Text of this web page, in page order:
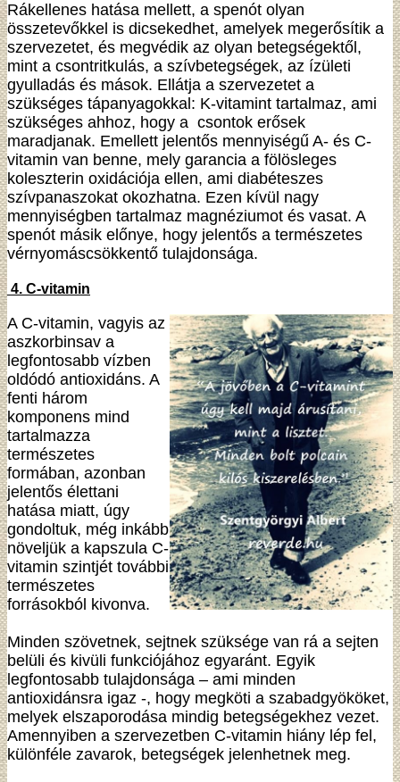
Rákellenes hatása mellett, a spenót olyan
összetevőkkel is dicsekedhet, amelyek megerősítik a
szervezetet, és megvédik az olyan betegségektől,
mint a csontritkulás, a szívbetegségek, az ízületi
gyulladás és mások. Ellátja a szervezetet a
szükséges tápanyagokkal: K-vitamint tartalmaz, ami
szükséges ahhoz, hogy a csontok erősek
maradjanak. Emellett jelentős mennyiségű A- és C-
vitamin van benne, mely garancia a fölösleges
koleszterin oxidációja ellen, ami diabéteszes
szívpanaszokat okozhatna. Ezen kívül nagy
mennyiségben tartalmaz magnéziumot és vasat. A
spenót másik előnye, hogy jelentős a természetes
vérnyomáscsökkentő tulajdonsága.
4. C-vitamin
A C-vitamin, vagyis az
aszkorbinsav a
legfontosabb vízben
oldódó antioxidáns. A
fenti három
komponens mind
tartalmazza
természetes
formában, azonban
jelentős élettani
hatása miatt, úgy
gondoltuk, még inkább
növeljük a kapszula C-
vitamin szintjét további
természetes
forrásokból kivonva.
Minden szövetnek, sejtnek szüksége van rá a sejten
belüli és kivüli funkciójához egyaránt. Egyik
legfontosabb tulajdonsága – ami minden
antioxidánsra igaz -, hogy megköti a szabadgyököket,
melyek elszaporodása mindig betegségekhez vezet.
Amennyiben a szervezetben C-vitamin hiány lép fel,
különféle zavarok, betegségek jelenhetnek meg.